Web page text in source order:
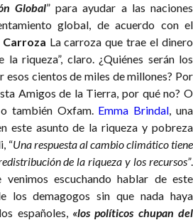
Global” para ayudar a las naciones
global, de acuerdo con el
Carroza La carroza que trae el dinero
riqueza”, claro. ¿Quiénes serán los
cientos de miles de millones? Por
Amigos de la Tierra, por qué no? O
también Oxfam. Emma Brindal, una
este asunto de la riqueza y pobreza
“Una respuesta al cambio climático tiene
de la riqueza y los recursos”.
venimos escuchando hablar de este
los demagogos sin que nada haya
españoles, «los políticos chupan del